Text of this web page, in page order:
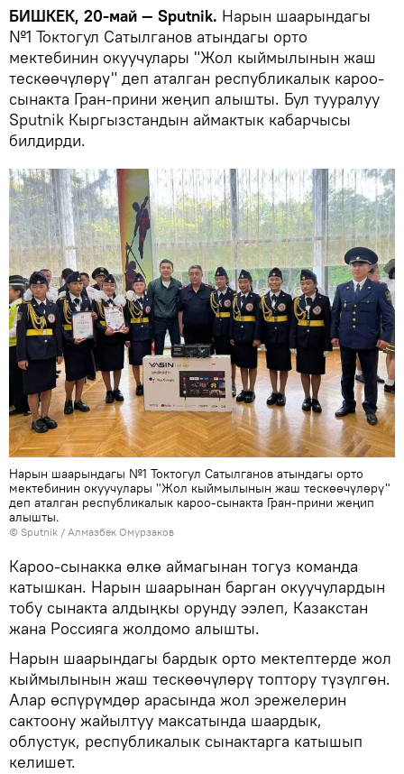
БИШКЕК, 20-май — Sputnik. Нарын шаарындагы
№1 Токтогул Сатылганов атындагы орто
мектебинин окуучулары "Жол кыймылынын жаш
тескөөчүлөрү" деп аталган республикалык кароо-
сынакта Гран-прини жеңип алышты. Бул тууралуу
Sputnik Кыргызстандын аймактык кабарчысы
билдирди.
Нарын шаарындагы №1 Токтогул Сатылганов атындагы орто
мектебинин окуучулары "Жол кыймылынын жаш тескөөчүлөрү"
деп аталган республикалык кароо-сынакта Гран-прини жеңип
алышты.
© Sputnik / Алмазбек Омурзаков
Кароо-сынакка өлкө аймагынан тогуз команда
катышкан. Нарын шаарынан барган окуучулардын
тобу сынакта алдыңкы орунду ээлеп, Казакстан
жана Россияга жолдомо алышты.
Нарын шаарындагы бардык орто мектептерде жол
кыймылынын жаш тескөөчүлөрү топтору түзүлгөн.
Алар өспүрүмдөр арасында жол эрежелерин
сактоону жайылтуу максатында шаардык,
облустук, республикалык сынактарга катышып
келишет.